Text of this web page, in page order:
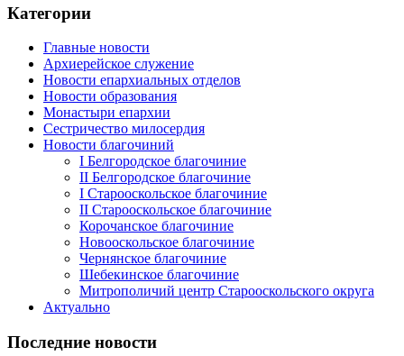
Категории
Главные новости
Архиерейское служение
Новости епархиальных отделов
Новости образования
Монастыри епархии
Сестричество милосердия
Новости благочиний
I Белгородское благочиние
II Белгородское благочиние
I Старооскольское благочиние
II Старооскольское благочиние
Корочанское благочиние
Новооскольское благочиние
Чернянское благочиние
Шебекинское благочиние
Митрополичий центр Старооскольского округа
Актуально
Последние новости